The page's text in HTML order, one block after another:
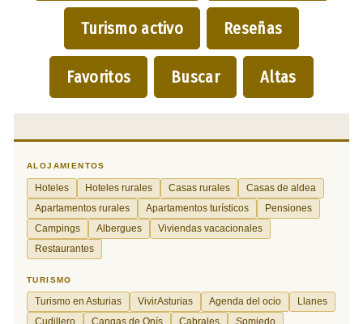
Turismo activo Reseñas
Favoritos Buscar Altas